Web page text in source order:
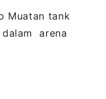
Muatan tank
dalam arena